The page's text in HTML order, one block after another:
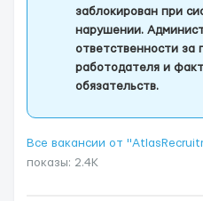
заблокирован при
нарушении.
ответственности за
работодателя и
обязательств.
Все вакансии от
показы: 2.4K